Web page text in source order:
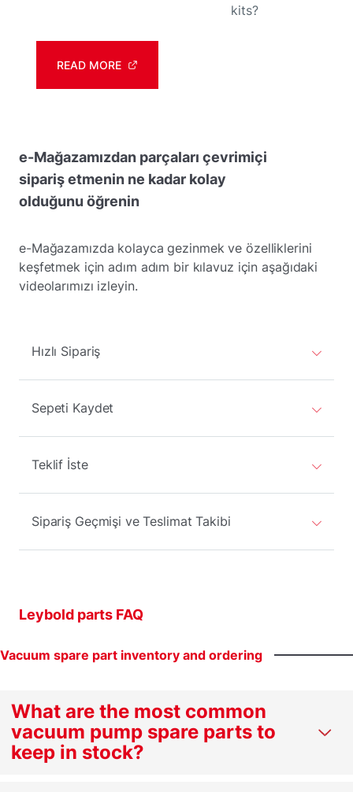
kits?
READ MORE
e-Mağazamızdan parçaları çevrimiçi
sipariş etmenin ne kadar kolay
olduğunu öğrenin
e-Mağazamızda kolayca gezinmek ve özelliklerini
keşfetmek için adım adım bir kılavuz için aşağıdaki
videolarımızı izleyin.
Hızlı Sipariş
Sepeti Kaydet
Teklif İste
Sipariş Geçmişi ve Teslimat Takibi
Leybold parts FAQ
Vacuum spare part inventory and ordering
What are the most common
vacuum pump spare parts to
keep in stock?